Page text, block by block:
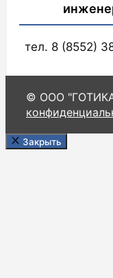
тел. 8 (8552)
© ООО
Закрыть